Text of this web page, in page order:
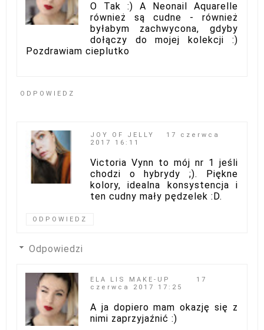
O Tak :) A Neonail Aquarelle
również są cudne - również
byłabym zachwycona, gdyby
dołączy do mojej kolekcji :)
Pozdrawiam cieplutko
ODPOWIEDZ
JOY OF JELLY
17 czerwca
2017 16:11
Victoria Vynn to mój nr 1 jeśli
chodzi o hybrydy ;). Piękne
kolory, idealna konsystencja i
ten cudny mały pędzelek :D.
ODPOWIEDZ
Odpowiedzi
ELA LIS MAKE-UP
17
czerwca 2017 17:25
A ja dopiero mam okazję się z
nimi zaprzyjaźnić :)